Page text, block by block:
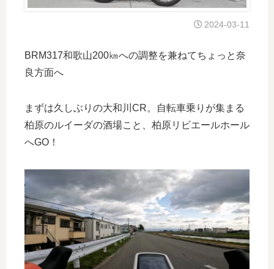
2024-03-11
BRM317和歌山200㎞への調整を兼ねてちょっと奈
良方面へ
まずは久しぶりの大和川CR。自転車乗りが集まる
柏原のルイーダの酒場こと、柏原リビエールホール
へGO！